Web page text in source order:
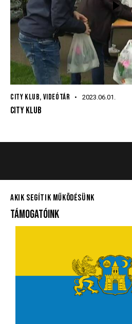
CITY KLUB, VIDEÓTÁR 2023.06.01.
CITY KLUB
AKIK SEGÍTIK MŰKÖDÉSÜNK
TÁMOGATÓINK